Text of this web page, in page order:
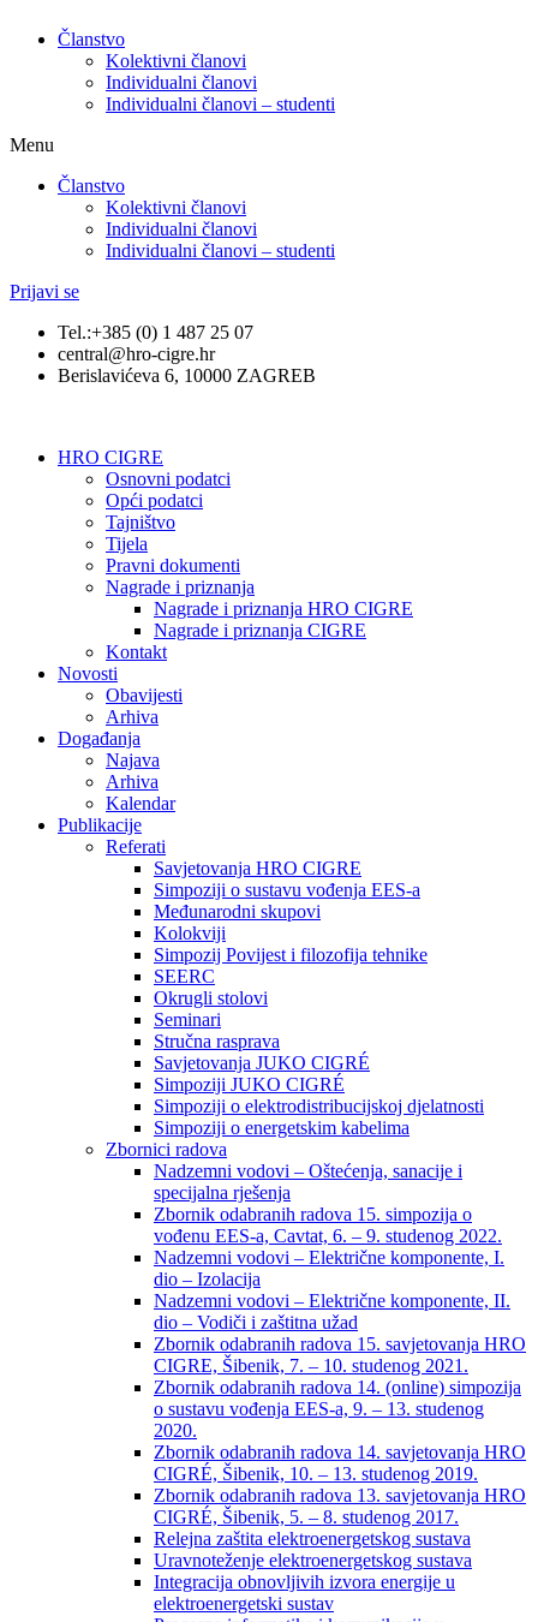
Članstvo
Kolektivni članovi
Individualni članovi
Individualni članovi – studenti
Menu
Članstvo
Kolektivni članovi
Individualni članovi
Individualni članovi – studenti
Prijavi se
Tel.:+385 (0) 1 487 25 07
central@hro-cigre.hr
Berislavićeva 6, 10000 ZAGREB
HRO CIGRE
Osnovni podatci​
Opći podatci
Tajništvo
Tijela
Pravni dokumenti
Nagrade i priznanja
Nagrade i priznanja HRO CIGRE
Nagrade i priznanja CIGRE
Kontakt
Novosti
Obavijesti
Arhiva
Događanja
Najava
Arhiva
Kalendar
Publikacije
Referati
Savjetovanja HRO CIGRE
Simpoziji o sustavu vođenja EES-a
Međunarodni skupovi
Kolokviji​
Simpozij Povijest i filozofija tehnike
SEERC
Okrugli stolovi
Seminari​
Stručna rasprava​
Savjetovanja JUKO CIGRÉ
Simpoziji JUKO CIGRÉ
Simpoziji o elektrodistribucijskoj djelatnosti
Simpoziji o energetskim kabelima
Zbornici radova
Nadzemni vodovi – Oštećenja, sanacije i
specijalna rješenja
Zbornik odabranih radova 15. simpozija o
vođenu EES-a, Cavtat, 6. – 9. studenog 2022.
Nadzemni vodovi – Električne komponente, I.
dio – Izolacija
Nadzemni vodovi – Električne komponente, II.
dio – Vodiči i zaštitna užad
Zbornik odabranih radova 15. savjetovanja HRO
CIGRE, Šibenik, 7. – 10. studenog 2021.
Zbornik odabranih radova 14. (online) simpozija
o sustavu vođenja EES-a, 9. – 13. studenog
2020.
Zbornik odabranih radova 14. savjetovanja HRO
CIGRÉ, Šibenik, 10. – 13. studenog 2019.
Zbornik odabranih radova 13. savjetovanja HRO
CIGRÉ, Šibenik, 5. – 8. studenog 2017.
Relejna zaštita elektroenergetskog sustava
Uravnoteženje elektroenergetskog sustava
Integracija obnovljivih izvora energije u
elektroenergetski sustav